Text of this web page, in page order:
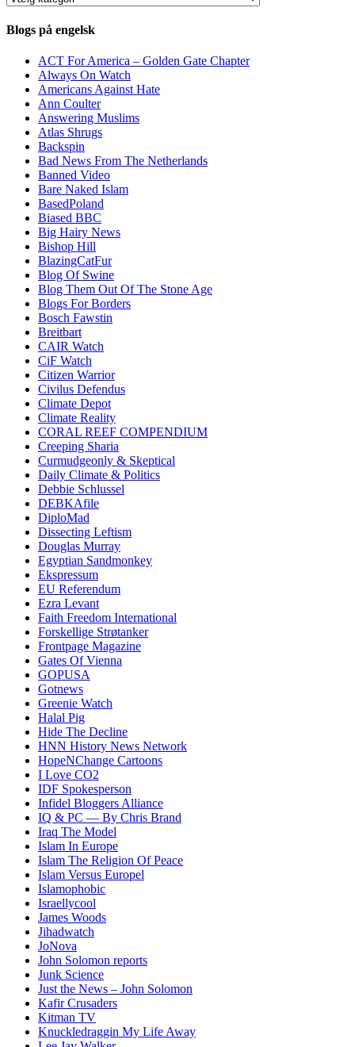
Blogs på engelsk
ACT For America – Golden Gate Chapter
Always On Watch
Americans Against Hate
Ann Coulter
Answering Muslims
Atlas Shrugs
Backspin
Bad News From The Netherlands
Banned Video
Bare Naked Islam
BasedPoland
Biased BBC
Big Hairy News
Bishop Hill
BlazingCatFur
Blog Of Swine
Blog Them Out Of The Stone Age
Blogs For Borders
Bosch Fawstin
Breitbart
CAIR Watch
CiF Watch
Citizen Warrior
Civilus Defendus
Climate Depot
Climate Reality
CORAL REEF COMPENDIUM
Creeping Sharia
Curmudgeonly & Skeptical
Daily Climate & Politics
Debbie Schlussel
DEBKAfile
DiploMad
Dissecting Leftism
Douglas Murray
Egyptian Sandmonkey
Ekspressum
EU Referendum
Ezra Levant
Faith Freedom International
Forskellige Strøtanker
Frontpage Magazine
Gates Of Vienna
GOPUSA
Gotnews
Greenie Watch
Halal Pig
Hide The Decline
HNN History News Network
HopeNChange Cartoons
I Love CO2
IDF Spokesperson
Infidel Bloggers Alliance
IQ & PC — By Chris Brand
Iraq The Model
Islam In Europe
Islam The Religion Of Peace
Islam Versus Europel
Islamophobic
Israellycool
James Woods
Jihadwatch
JoNova
John Solomon reports
Junk Science
Just the News – John Solomon
Kafir Crusaders
Kitman TV
Knuckledraggin My Life Away